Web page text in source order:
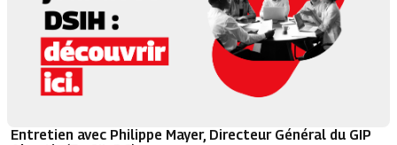
Entretien avec Philippe Mayer, Directeur Général du GIP